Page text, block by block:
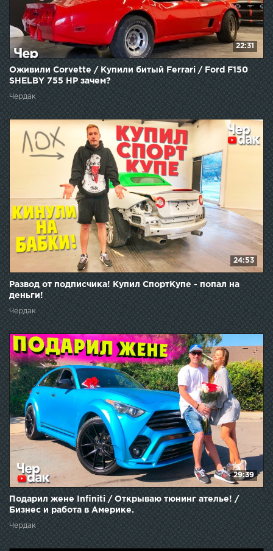
22:31
Оживили Corvette / Купили битый Ferrari / Ford F150
SHELBY 755 HP зачем?
Чердак
24:53
Развод от подписчика! Купил СпортКупе - попал на
деньги!
Чердак
29:39
Подарил жене Infiniti / Открываю тюнинг ателье! /
Бизнес и работа в Америке.
Чердак